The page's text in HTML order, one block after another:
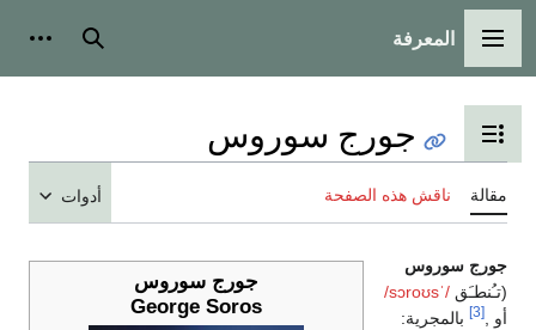
القائمة الرئيسية
المعرفة بحث
تبديل عرض جدول المحتويات
جورج سوروس
مقالة ناقش هذه الصفحة أدوات
جورج سوروس
George Soros
جورج سوروس
(تـُنطـَق /ˈsɔroʊs/
أو
[3] بالمجرية: